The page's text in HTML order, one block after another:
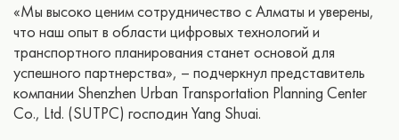
«Мы высоко ценим сотрудничество с Алматы и уверены,
что наш опыт в области цифровых технологий и
транспортного планирования станет основой для
успешного партнерства», – подчеркнул представитель
компании Shenzhen Urban Transportation Planning Center
Co., Ltd. (SUTPC) господин Yang Shuai.